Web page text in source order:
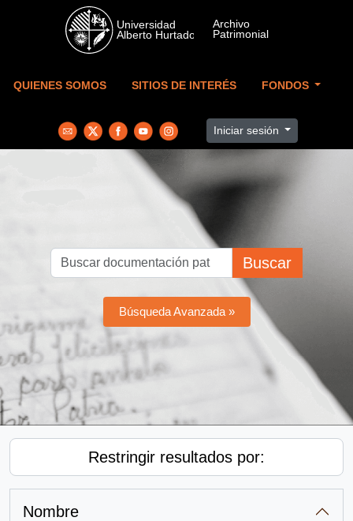
Skip to main content
QUIENES SOMOS SITIOS DE INTERÉS FONDOS
Iniciar sesión
Buscar
Búsqueda Avanzada »
Restringir resultados por:
Nombre